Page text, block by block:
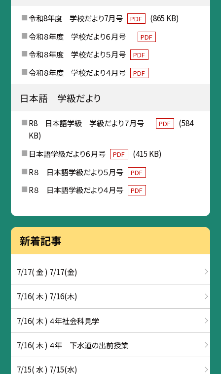
令和8年度 学校だより7月号 PDF
(865 KB)
令和８年度 学校だより６月号
PDF
令和８年度 学校だより５月号 PDF
令和８年度 学校だより４月号 PDF
日本語 学級だより
R8 日本語学級 学級だより７月号 PDF
(584
KB)
日本語学級だより６月号
PDF
(415 KB)
R８ 日本語学級だより５月号
PDF
R８ 日本語学級だより４月号 PDF
新着記事
7/17( 金 ) 7/17(金)
7/16( 木 ) 7/16(木)
7/16( 木 ) ４年社会科見学
7/16( 木 ) ４年 下水道の出前授業
7/15( 水 ) 7/15(水)